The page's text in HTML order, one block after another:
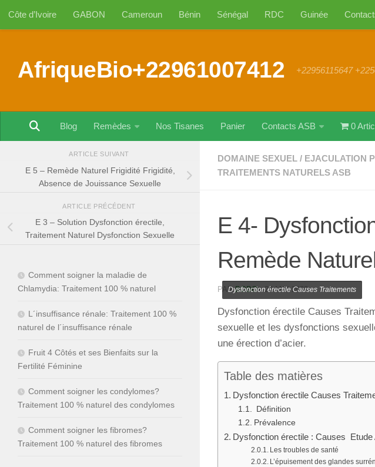
Au dessous du contenu
Côte d’Ivoire GABON Cameroun Bénin Sénégal RDC Guinée
AfriqueBio+22961007412 +22956115647
Blog Remèdes Nos Tisanes Panier Contacts ASB 0
DOMAINE SEXUEL / EJACULATION
TRAITEMENTS NATURELS ASB
E 4-
Remède
PARBOBO ·26 MAI 2022
Dysfonction érectile Causes Traitements
Dysfonction érectile Causes
sexuelle et les dysfonctions
une érection d’acier.
Table des matières
Dysfonction érectile Causes
Définition
Prévalence
Dysfonction érectile : Causes Etude
Les troubles de santé
L’épuisement des glandes
ARTICLE SUIVANT
E 5 – Remède Naturel Frigidité Frigidité,
Absence de Jouissance Sexuelle
ARTICLE PRÉCÉDENT
E 3 – Solution Dysfonction érectile,
Traitement Naturel Dysfonction Sexuelle
Comment soigner la maladie de
Chlamydia: Traitement 100 % naturel
L´insuffisance rénale: Traitement 100 %
naturel de l´insuffisance rénale
Fruit 4 Côtés et ses Bienfaits sur la
Fertilité Féminine
Comment soigner les condylomes?
Traitement 100 % naturel des condylomes
Comment soigner les fibromes?
Traitement 100 % naturel des fibromes